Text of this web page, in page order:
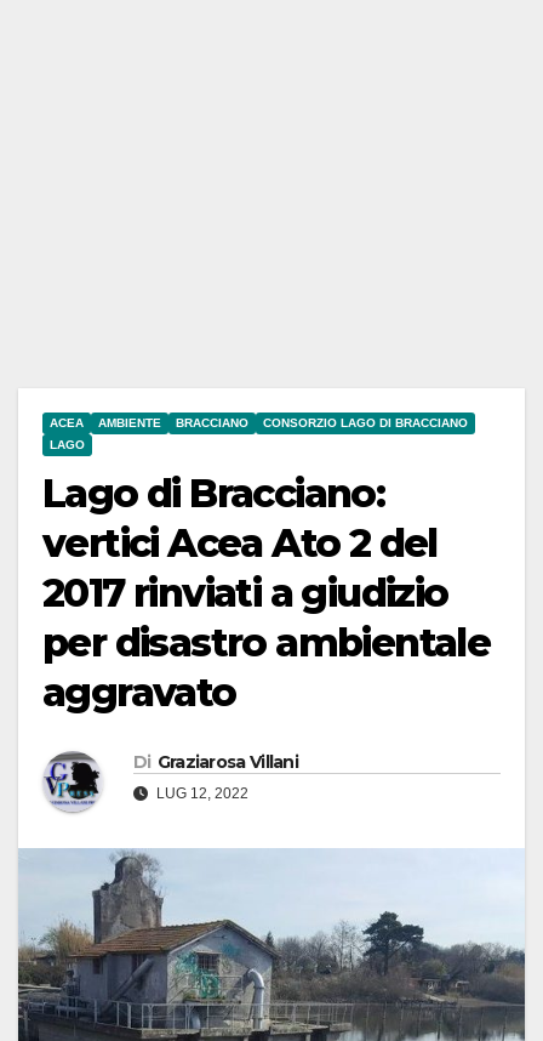
ACEA AMBIENTE BRACCIANO
CONSORZIO LAGO DI BRACCIANO
LAGO
Lago di Bracciano:
vertici Acea Ato 2 del
2017 rinviati a giudizio
per disastro ambientale
aggravato
Di Graziarosa Villani
LUG 12, 2022